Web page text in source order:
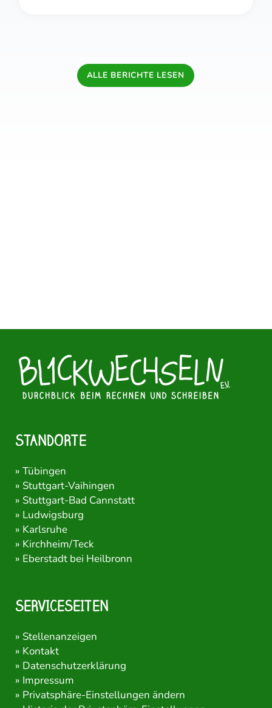
ALLE BERICHTE LESEN
STANDORTE
» Tübingen
» Stuttgart-Vaihingen
» Stuttgart-Bad Cannstatt
» Ludwigsburg
» Karlsruhe
» Kirchheim/Teck
» Eberstadt bei Heilbronn
SERVICESEITEN
» Stellenanzeigen
» Kontakt
» Datenschutzerklärung
» Impressum
» Privatsphäre-Einstellungen ändern